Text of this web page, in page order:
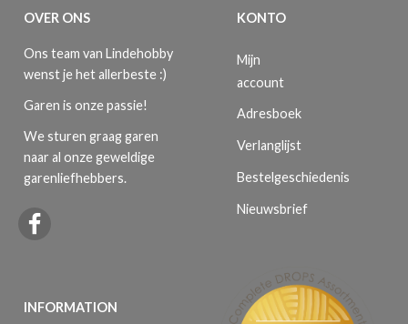
OVER ONS
Ons team van Lindehobby
wenst je het allerbeste :)
Garen is onze passie!
We sturen graag garen
naar al onze geweldige
garenliefhebbers.
INFORMATION
KONTO
Mijn
account
Adresboek
Verlanglijst
Bestelgeschiedenis
Nieuwsbrief